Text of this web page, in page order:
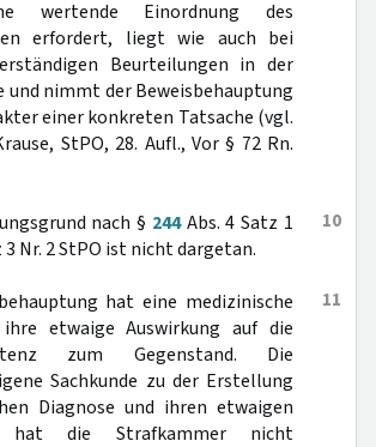
wertende Einordnung des
erfordert, liegt wie auch bei
Beurteilungen in der
und nimmt der Beweisbehauptung
einer konkreten Tatsache (vgl.
StPO, 28. Aufl., Vor § 72 Rn.
10
nach § 244Abs. 4 Satz 1
3 Nr. 2 StPO ist nicht dargetan.
11
hat eine medizinische
etwaige Auswirkung auf die
zum Gegenstand. Die
Sachkunde zu der Erstellung
Diagnose und ihren etwaigen
hat die Strafkammer nicht